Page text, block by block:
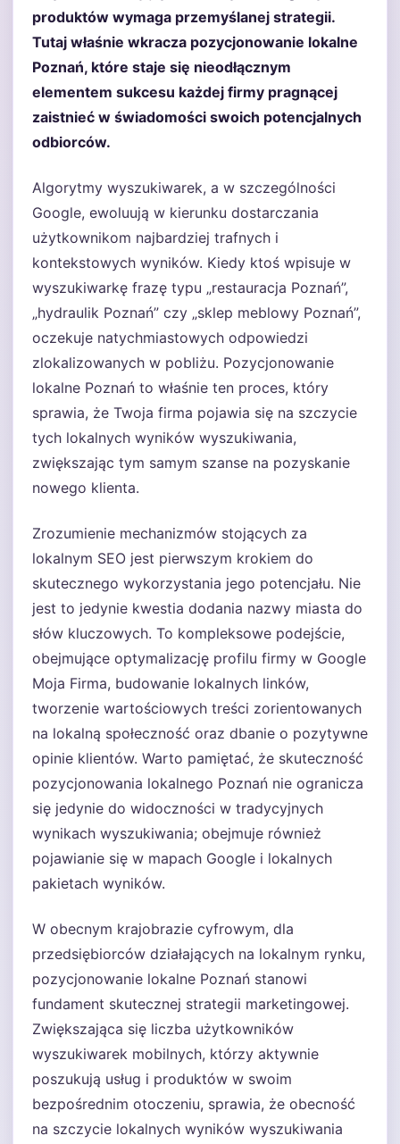
produktów wymaga przemyślanej strategii.
Tutaj właśnie wkracza pozycjonowanie lokalne
Poznań, które staje się nieodłącznym
elementem sukcesu każdej firmy pragnącej
zaistnieć w świadomości swoich potencjalnych
odbiorców.
Algorytmy wyszukiwarek, a w szczególności
Google, ewoluują w kierunku dostarczania
użytkownikom najbardziej trafnych i
kontekstowych wyników. Kiedy ktoś wpisuje w
wyszukiwarkę frazę typu „restauracja Poznań”,
„hydraulik Poznań” czy „sklep meblowy Poznań”,
oczekuje natychmiastowych odpowiedzi
zlokalizowanych w pobliżu. Pozycjonowanie
lokalne Poznań to właśnie ten proces, który
sprawia, że Twoja firma pojawia się na szczycie
tych lokalnych wyników wyszukiwania,
zwiększając tym samym szanse na pozyskanie
nowego klienta.
Zrozumienie mechanizmów stojących za
lokalnym SEO jest pierwszym krokiem do
skutecznego wykorzystania jego potencjału. Nie
jest to jedynie kwestia dodania nazwy miasta do
słów kluczowych. To kompleksowe podejście,
obejmujące optymalizację profilu firmy w Google
Moja Firma, budowanie lokalnych linków,
tworzenie wartościowych treści zorientowanych
na lokalną społeczność oraz dbanie o pozytywne
opinie klientów. Warto pamiętać, że skuteczność
pozycjonowania lokalnego Poznań nie ogranicza
się jedynie do widoczności w tradycyjnych
wynikach wyszukiwania; obejmuje również
pojawianie się w mapach Google i lokalnych
pakietach wyników.
W obecnym krajobrazie cyfrowym, dla
przedsiębiorców działających na lokalnym rynku,
pozycjonowanie lokalne Poznań stanowi
fundament skutecznej strategii marketingowej.
Zwiększająca się liczba użytkowników
wyszukiwarek mobilnych, którzy aktywnie
poszukują usług i produktów w swoim
bezpośrednim otoczeniu, sprawia, że obecność
na szczycie lokalnych wyników wyszukiwania